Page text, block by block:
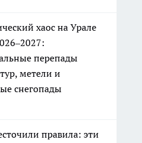
хаос на Урале
перепады
метели и
снегопады
правила: эти